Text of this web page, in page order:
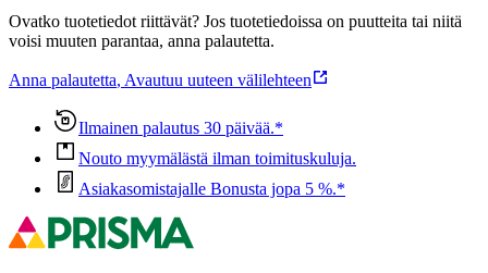
Ovatko tuotetiedot riittävät? Jos tuotetiedoissa on puutteita tai niitä
voisi muuten parantaa, anna palautetta.
Anna palautetta, Avautuu uuteen välilehteen
Ilmainen palautus 30 päivää.*
Nouto myymälästä ilman toimituskuluja.
Asiakasomistajalle Bonusta jopa 5 %.*